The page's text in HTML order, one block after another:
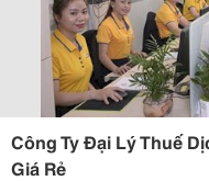
Công Ty Đại Lý Thuế
Giá Rẻ